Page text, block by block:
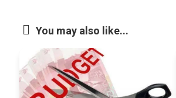
You may also like...